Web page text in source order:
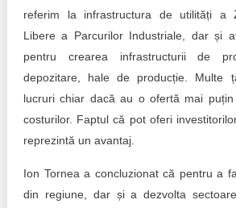
referim la infrastructura de utilități a
Libere a Parcurilor Industriale, dar și
pentru crearea infrastructurii de
depozitare, hale de producție. Multe
lucruri chiar dacă au o ofertă mai
costurilor. Faptul că pot oferi
reprezintă un avantaj.
Ion Tornea a concluzionat că pentru a
din regiune, dar și a dezvolta